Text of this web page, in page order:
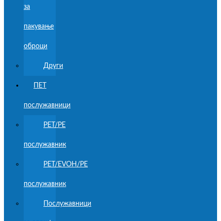
за
пакување
оброци
Други
ПЕТ
послужавници
PET/PE
послужавник
PET/EVOH/PE
послужавник
Послужавници